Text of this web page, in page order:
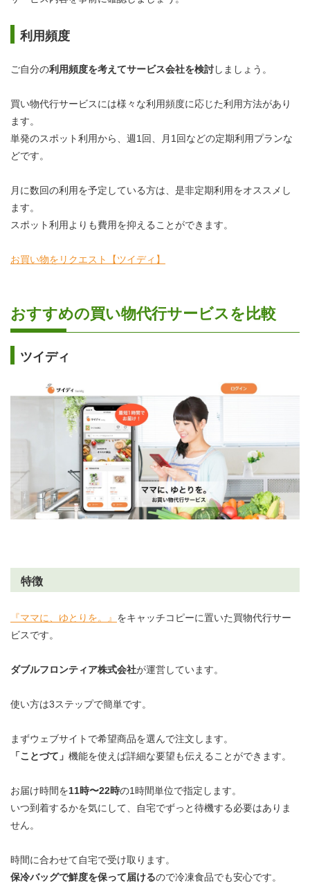
利用頻度
ご自分の利用頻度を考えてサービス会社を検討しましょう。
買い物代行サービスには様々な利用頻度に応じた利用方法があり
ます。
単発のスポット利用から、週1回、月1回などの定期利用プランな
どです。
月に数回の利用を予定している方は、是非定期利用をオススメし
ます。
スポット利用よりも費用を抑えることができます。
お買い物をリクエスト【ツイディ】
おすすめの買い物代行サービスを比較
ツイディ
特徴
『ママに、ゆとりを。』 をキャッチコピーに置いた買物代行サー
ビスです。
ダブルフロンティア株式会社が運営しています。
使い方は3ステップで簡単です。
まずウェブサイトで希望商品を選んで注文します。
「ことづて」 機能を使えば詳細な要望も伝えることができます。
お届け時間を11時〜22時の1時間単位で指定します。
いつ到着するかを気にして、自宅でずっと待機する必要はありま
せん。
時間に合わせて自宅で受け取ります。
保冷バッグで鮮度を保って届けるので冷凍食品でも安心です。